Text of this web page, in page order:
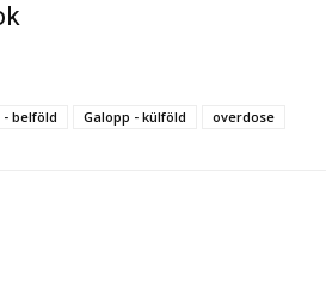
- belföld Galopp - külföld overdose